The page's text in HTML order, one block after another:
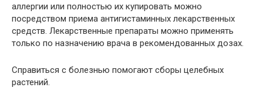
аллергии или полностью их купировать можно
посредством приема антигистаминных лекарственных
средств. Лекарственные препараты можно применять
только по назначению врача в рекомендованных дозах.
Справиться с болезнью помогают сборы целебных
растений.